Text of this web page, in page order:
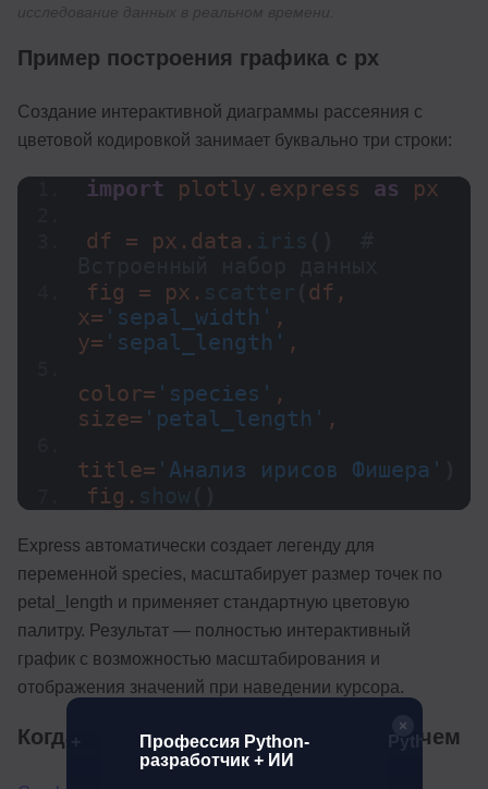
Пример построения графика с px
Создание интерактивной диаграммы рассеяния с
цветовой кодировкой занимает буквально три строки:
import plotly.express as px
df = px.data. iris
fig = px. scatter
df,
x= 'sepal_width' ,
y= 'sepal_length' ,
color= 'species' ,
size= 'petal_length' ,
title= 'Анализ ирисов Фишера'
fig. show
Express автоматически создает легенду для
переменной species, масштабирует размер точек по
petal_length и применяет стандартную цветовую
палитру. Результат — полностью интерактивный
график с возможностью масштабирования и
отображения значений при наведении курсора.
Когда подключать graph_objects и зачем
+
Профессия Python-
разработчик + ИИ
Python-